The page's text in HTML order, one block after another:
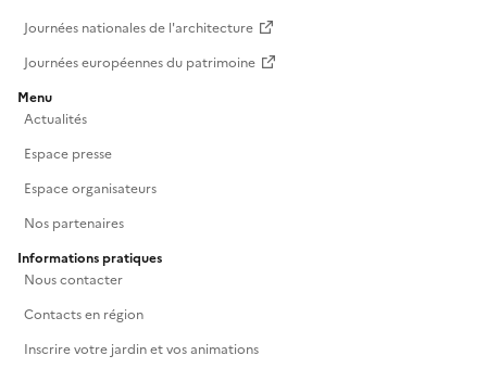
Journées nationales de l'architecture
Journées européennes du patrimoine
Menu
Actualités
Espace presse
Espace organisateurs
Nos partenaires
Informations pratiques
Nous contacter
Contacts en région
Inscrire votre jardin et vos animations